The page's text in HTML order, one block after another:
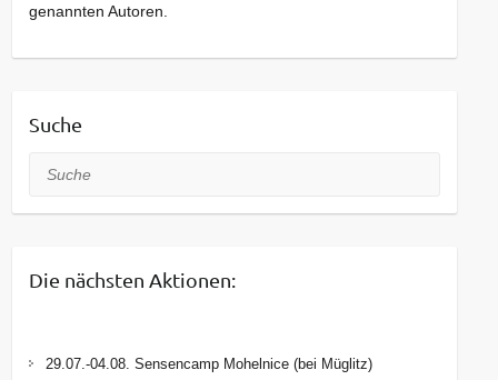
genannten Autoren.
Suche
Suche
Die nächsten Aktionen:
29.07.-04.08. Sensencamp Mohelnice (bei Müglitz)